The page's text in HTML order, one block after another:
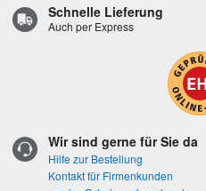
Schnelle Lieferung
Auch per Express
Wir sind gerne für Sie da
Hilfe zur Bestellung
Kontakt für Firmenkunden